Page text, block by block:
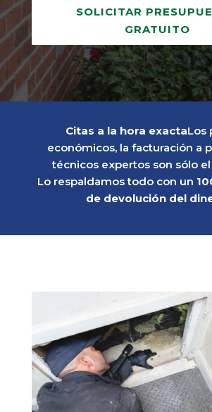
SOLICITAR
GRATUITO
Citas a la hora exactaLos
económicos, la facturación a
técnicos expertos son sólo
Lo respaldamos todo con un
de devolución del